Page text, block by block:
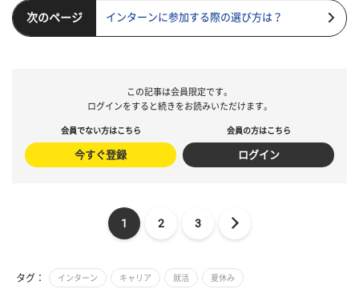
次のページ インターンに参加する際の選び方は？
この記事は会員限定です。
ログインをすると続きをお読みいただけます。
会員でない方はこちら
今すぐ登録
会員の方はこちら
ログイン
1 2 3
タグ： インターン キャリア 就活 夏休み